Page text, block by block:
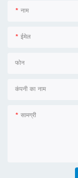
नाम
ईमेल
फोन
कंपनी का नाम
सामग्री